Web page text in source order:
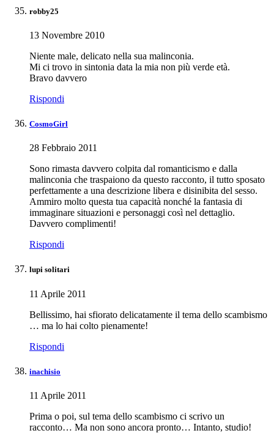
robby25
13 Novembre 2010
Niente male, delicato nella sua malinconia.
Mi ci trovo in sintonia data la mia non più verde età.
Bravo davvero
Rispondi
CosmoGirl
28 Febbraio 2011
Sono rimasta davvero colpita dal romanticismo e dalla
malinconia che traspaiono da questo racconto, il tutto sposato
perfettamente a una descrizione libera e disinibita del sesso.
Ammiro molto questa tua capacità nonché la fantasia di
immaginare situazioni e personaggi così nel dettaglio.
Davvero complimenti!
Rispondi
lupi solitari
11 Aprile 2011
Bellissimo, hai sfiorato delicatamente il tema dello scambismo
… ma lo hai colto pienamente!
Rispondi
inachisio
11 Aprile 2011
Prima o poi, sul tema dello scambismo ci scrivo un
racconto… Ma non sono ancora pronto… Intanto, studio!